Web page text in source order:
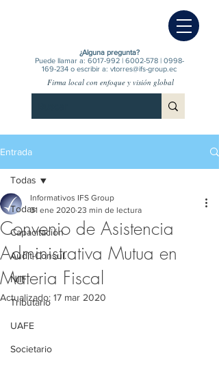
¿Alguna pregunta?
Puede llamar a: 6017-992| 6002-578| 0998-
169-234 o escribir a: vtorres@ifs-group.ec
Firma local con enfoque y visión global
Entrada
Todas
Capacitación
Audit-Consul.
NIIF
Tributario
UAFE
Societario
Todas
Convenio de Asistencia
Administrativa Mutua en
Materia Fiscal
Informativos IFS Group
31 ene 2020 23 min de lectura
Actualizado: 17 mar 2020